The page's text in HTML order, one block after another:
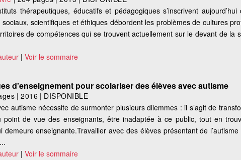
thérapeutiques, éducatifs et pédagogiques s’inscrivent
scientifiques et éthiques débordent les problèmes de cultures
de compétences qui se trouvent actuellement sur le devant de la
|Voir le sommaire
d'enseignement pour scolariser des élèves avec autisme
|2016 | DISPONIBLE
autisme nécessite de surmonter plusieurs dilemmes : il s’agit de
point de vue des enseignants, être inadaptée à ce public, tout en
demeure enseignante.Travailler avec des élèves présentant de
|Voir le sommaire